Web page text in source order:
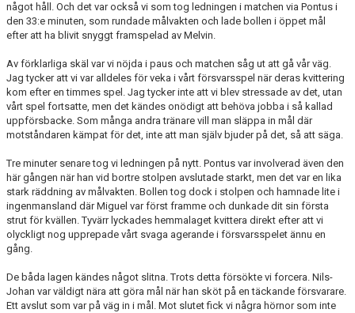
något håll. Och det var också vi som tog ledningen i matchen via Pontus i
den 33:e minuten, som rundade målvakten och lade bollen i öppet mål
efter att ha blivit snyggt framspelad av Melvin.
Av förklarliga skäl var vi nöjda i paus och matchen såg ut att gå vår väg.
Jag tycker att vi var alldeles för veka i vårt försvarsspel när deras kvittering
kom efter en timmes spel. Jag tycker inte att vi blev stressade av det, utan
vårt spel fortsatte, men det kändes onödigt att behöva jobba i så kallad
uppförsbacke. Som många andra tränare vill man släppa in mål där
motståndaren kämpat för det, inte att man själv bjuder på det, så att säga.
Tre minuter senare tog vi ledningen på nytt. Pontus var involverad även den
här gången när han vid bortre stolpen avslutade starkt, men det var en lika
stark räddning av målvakten. Bollen tog dock i stolpen och hamnade lite i
ingenmansland där Miguel var först framme och dunkade dit sin första
strut för kvällen. Tyvärr lyckades hemmalaget kvittera direkt efter att vi
olyckligt nog upprepade vårt svaga agerande i försvarsspelet ännu en
gång.
De båda lagen kändes något slitna. Trots detta försökte vi forcera. Nils-
Johan var väldigt nära att göra mål när han sköt på en täckande försvarare.
Ett avslut som var på väg in i mål. Mot slutet fick vi några hörnor som inte